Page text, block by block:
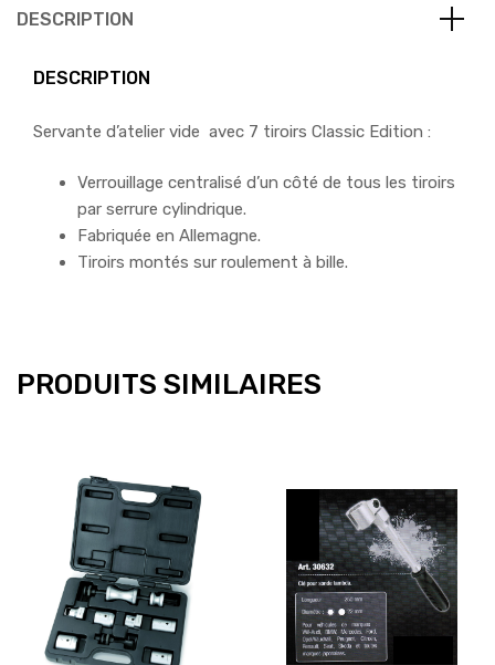
DESCRIPTION
DESCRIPTION
Servante d’atelier vide avec 7 tiroirs Classic Edition :
Verrouillage centralisé d’un côté de tous les tiroirs
par serrure cylindrique.
Fabriquée en Allemagne.
Tiroirs montés sur roulement à bille.
PRODUITS SIMILAIRES